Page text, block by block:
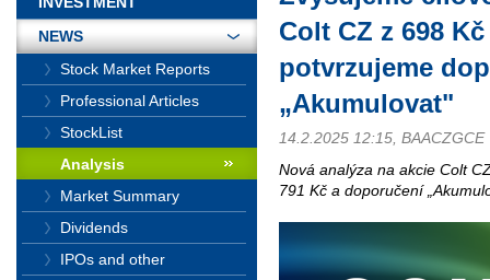
Colt CZ z 698
potvrzujeme
„Akumulovat"
14.2.2025 12:15, BAACZGCE
Nová analýza na akcie Colt
791 Kč a doporučení
NEWS
Stock Market Reports
Professional Articles
StockList
Analysis
Market Summary
Dividends
IPOs and other